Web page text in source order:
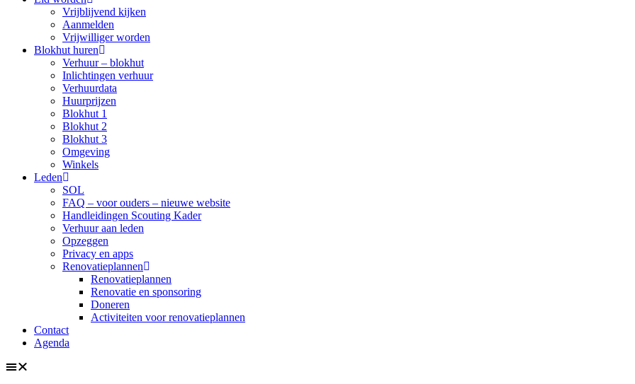
Vrijblijvend kijken
Aanmelden
Vrijwilliger worden
Blokhut huren
Verhuur – blokhut
Inlichtingen verhuur
Verhuurdata
Huurprijzen
Blokhut 1
Blokhut 2
Blokhut 3
Omgeving
Winkels
Leden
SOL
FAQ – voor ouders – nieuwe website
Handleidingen Scouting Kader
Verhuur aan leden
Opzeggen
Privacy en apps
Renovatieplannen
Renovatieplannen
Renovatie en sponsoring
Doneren
Activiteiten voor renovatieplannen
Contact
Agenda